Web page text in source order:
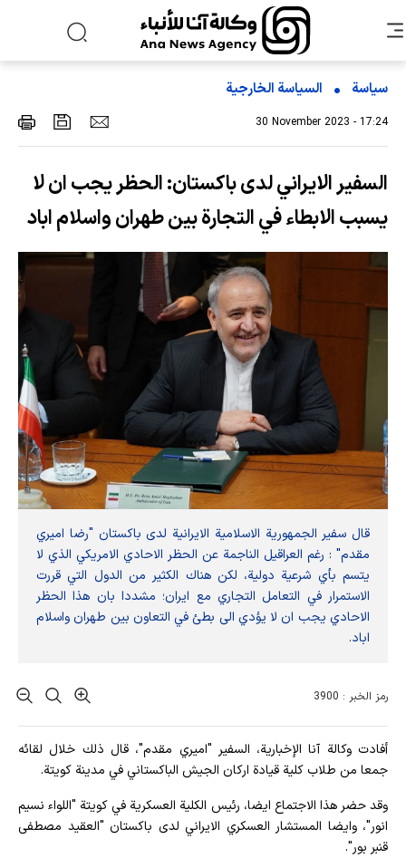
سياسة السیاسة الخارجیة
30 November 2023 - 17:24
السفير الايراني لدى باكستان: الحظر يجب ان لا
يسبب الابطاء في التجارة بين طهران واسلام اباد
قال سفير الجمهورية الاسلامية الايرانية لدى باكستان "رضا اميري
مقدم" : رغم العراقيل الناجمة عن الحظر الاحادي الامريكي الذي لا
يتسم بأي شرعية دولية، لكن هناك الكثير من الدول التي قررت
الاستمرار في التعامل التجاري مع ايران؛ مشددا بان هذا الحظر
الاحادي يجب ان لا يؤدي الى بطئ في التعاون بين طهران واسلام
اباد.
رمز الخبر : 3900
أفادت وکالة آنا الإخباریة، السفير "اميري مقدم"، قال ذلك خلال لقائه
جمعا من طلاب كلية قيادة اركان الجيش الباكستاني في مدينة كويتة.
وقد حضر هذا الاجتماع ايضا، رئيس الكلية العسكرية في كويتة "اللواء نسيم
انور"، وايضا المستشار العسكري الايراني لدى باكستان "العقيد مصطفى
قنبر بور".